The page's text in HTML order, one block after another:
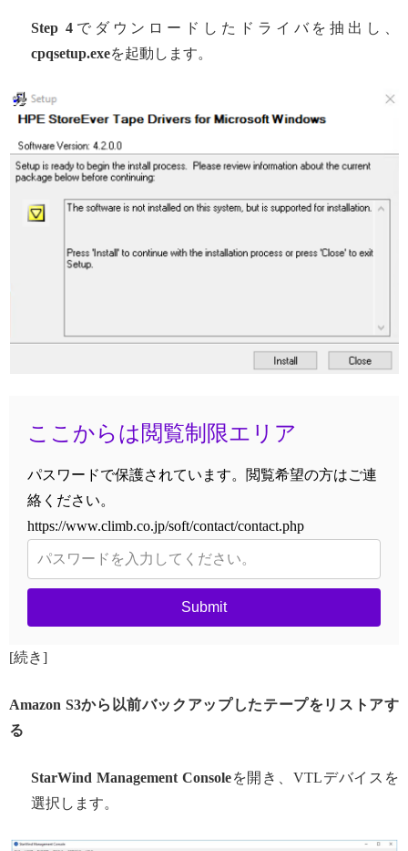
Step 4でダウンロードしたドライバを抽出し、
cpqsetup.exeを起動します。
ここからは閲覧制限エリア
パスワードで保護されています。閲覧希望の方はご連
絡ください。
https://www.climb.co.jp/soft/contact/contact.php
Submit
[続き]
Amazon S3から以前バックアップしたテープをリストアす
る
StarWind Management Consoleを開き、VTLデバイスを
選択します。